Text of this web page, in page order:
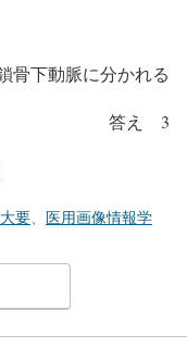
骨下動脈に分かれる
答え 3
要 医用画像情報学